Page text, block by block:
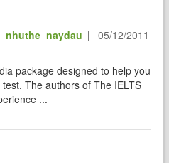
|
05/12/2011
package designed to help you
The authors of The IELTS
...